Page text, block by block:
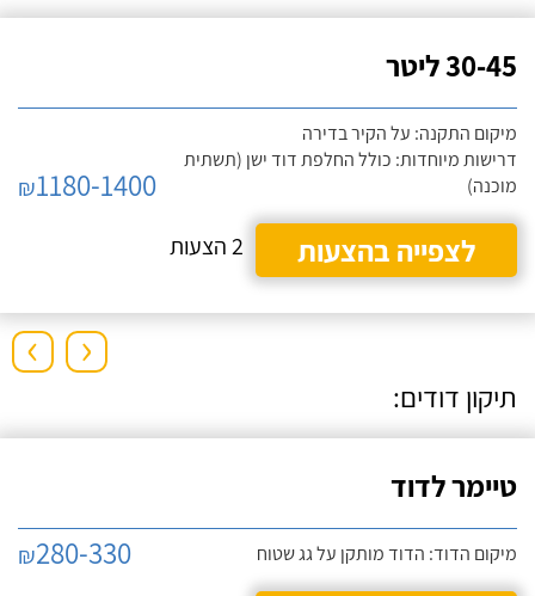
30-45 ליטר
מיקום התקנה: על הקיר בדירה
דרישות מיוחדות: כולל החלפת דוד ישן (תשתית
מוכנה)
₪1180-1400
לצפייה בהצעות
2 הצעות
› ‹
תיקון דודים:
טיימר לדוד
מיקום הדוד: הדוד מותקן על גג שטוח ₪280-330